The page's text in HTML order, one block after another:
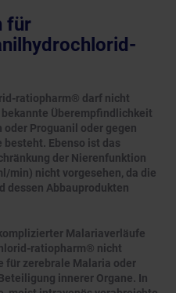
für
ratiopharm® darf nicht
Überempfindlichkeit
Proguanil oder gegen
Ebenso ist das
der Nierenfunktion
min) nicht vorgesehen, da die
dessen Abbauprodukten
Malariaverläufe
ratiopharm® nicht
für zerebrale Malaria oder
innerer Organe. In